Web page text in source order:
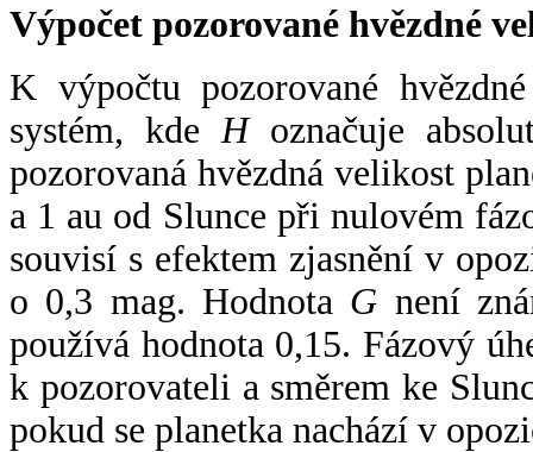
Výpočet pozorované hvězdné
K výpočtu pozorované
systém, kde Hoznačuje
pozorovaná hvězdná velikost
a 1 au od Slunce při nulovém
souvisí s efektem zjasnění v
o 0,3 mag. Hodnota G není
používá hodnota 0,15. Fázový
k pozorovateli a směrem ke
pokud se planetka nachází v